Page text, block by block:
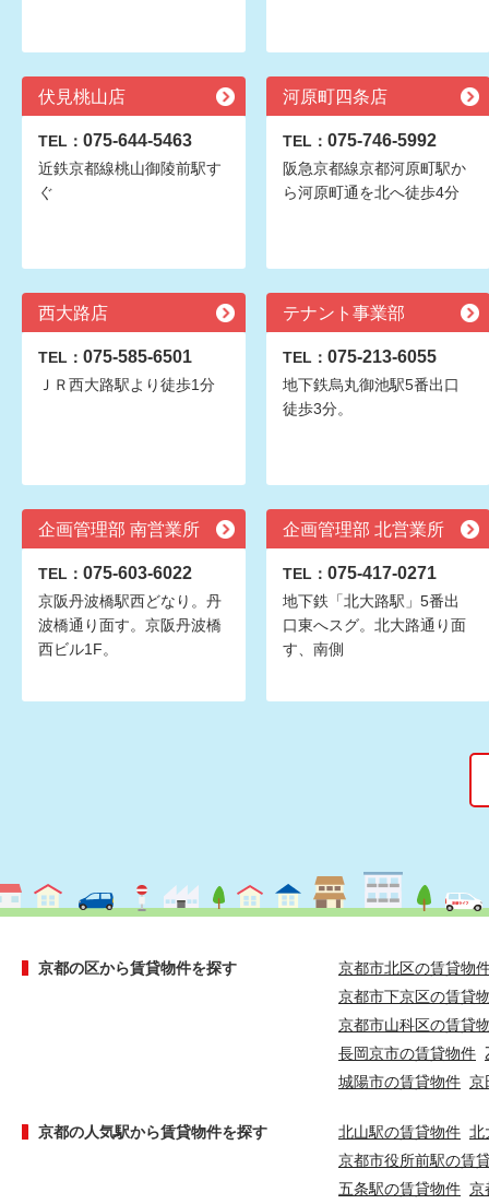
伏見桃山店
TEL： 075-644-5463
近鉄京都線桃山御陵前駅す
ぐ
河原町四条店
TEL： 075-746-5992
阪急京都線京都河原町駅か
ら河原町通を北へ徒歩4分
西大路店
TEL： 075-585-6501
ＪＲ西大路駅より徒歩1分
テナント事業部
TEL： 075-213-6055
地下鉄烏丸御池駅5番出口
徒歩3分。
企画管理部 南営業所
TEL： 075-603-6022
京阪丹波橋駅西どなり。丹
波橋通り面す。京阪丹波橋
西ビル1F。
企画管理部 北営業所
TEL： 075-417-0271
地下鉄「北大路駅」5番出
口東へスグ。北大路通り面
す、南側
京都の区から賃貸物件を探す
京都市北区の賃貸物
京都市下京区の賃貸
京都市山科区の賃貸
長岡京市の賃貸物件
城陽市の賃貸物件 京
京都の人気駅から賃貸物件を探す 北山駅の賃貸物件 北
京都市役所前駅の賃
五条駅の賃貸物件 京